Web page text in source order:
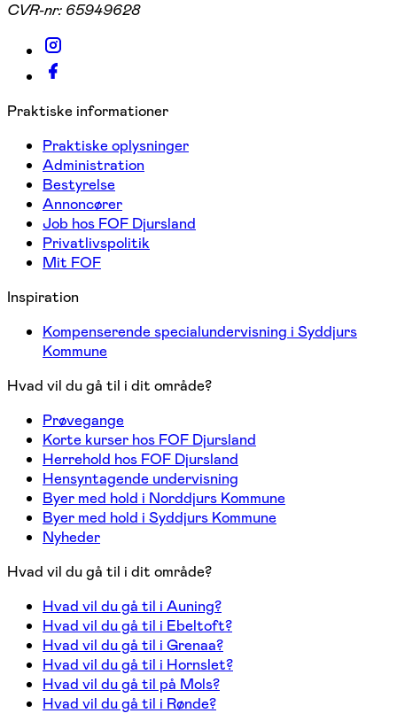
CVR-nr: 65949628
Praktiske informationer
Praktiske oplysninger
Administration
Bestyrelse
Annoncører
Job hos FOF Djursland
Privatlivspolitik
Mit FOF
Inspiration
Kompenserende specialundervisning i Syddjurs
Kommune
Hvad vil du gå til i dit område?
Prøvegange
Korte kurser hos FOF Djursland
Herrehold hos FOF Djursland
Hensyntagende undervisning
Byer med hold i Norddjurs Kommune
Byer med hold i Syddjurs Kommune
Nyheder
Hvad vil du gå til i dit område?
Hvad vil du gå til i Auning?
Hvad vil du gå til i Ebeltoft?
Hvad vil du gå til i Grenaa?
Hvad vil du gå til i Hornslet?
Hvad vil du gå til på Mols?
Hvad vil du gå til i Rønde?